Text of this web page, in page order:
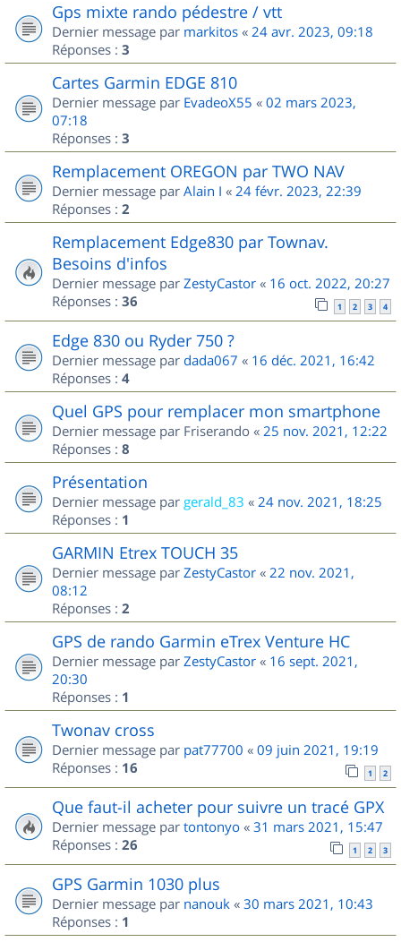
Gps mixte rando pédestre / vtt
Dernier message par markitos « 24 avr. 2023, 09:18
Réponses : 3
Cartes Garmin EDGE 810
Dernier message par EvadeoX55 « 02 mars 2023,
07:18
Réponses : 3
Remplacement OREGON par TWO NAV
Dernier message par Alain I « 24 févr. 2023, 22:39
Réponses : 2
Remplacement Edge830 par Townav.
Besoins d'infos
Dernier message par ZestyCastor « 16 oct. 2022, 20:27
Réponses : 36 1 2 3 4
Edge 830 ou Ryder 750 ?
Dernier message par dada067 « 16 déc. 2021, 16:42
Réponses : 4
Quel GPS pour remplacer mon smartphone
Dernier message par Friserando « 25 nov. 2021, 12:22
Réponses : 8
Présentation
Dernier message par gerald_83 « 24 nov. 2021, 18:25
Réponses : 1
GARMIN Etrex TOUCH 35
Dernier message par ZestyCastor « 22 nov. 2021,
08:12
Réponses : 2
GPS de rando Garmin eTrex Venture HC
Dernier message par ZestyCastor « 16 sept. 2021,
20:30
Réponses : 1
Twonav cross
Dernier message par pat77700 « 09 juin 2021, 19:19
Réponses : 16 1 2
Que faut-il acheter pour suivre un tracé GPX
Dernier message par tontonyo « 31 mars 2021, 15:47
Réponses : 26 1 2 3
GPS Garmin 1030 plus
Dernier message par nanouk « 30 mars 2021, 10:43
Réponses : 1